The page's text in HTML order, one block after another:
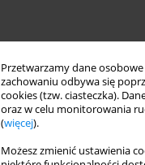
Przetwarzamy dane
zachowaniu odbywa się
cookies (tzw. ciasteczka).
oraz w celu monitorowania
(więcej).
Możesz zmienić ustawienia